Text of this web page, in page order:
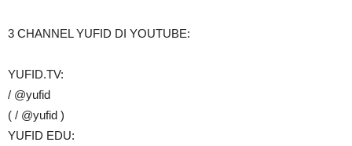
3 CHANNEL YUFID DI YOUTUBE:
YUFID.TV:
/ @yufid
( / @yufid )
YUFID EDU: